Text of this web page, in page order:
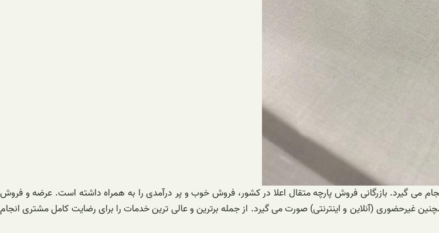
می گیرد. بازرگانی فروش پارچه متقال اعلا در کشور، فروش خوب و پر درآمدی را به همراه داشته است. عرضه و فروش
(آنلاین و اینترنتی) صورت می گیرد. از جمله برترین و عالی ترین خدمات را برای رضایت کامل مشتری انجام